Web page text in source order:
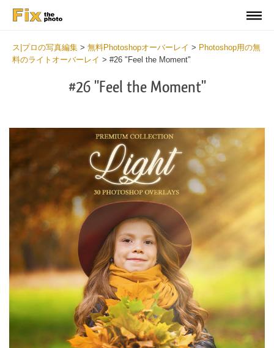
ス|プロの写真編集 > 無料Photoshopオーバーレイ > Photoshop用の無
料のライトオーバーレイ > #26 "Feel the Moment"
#26 "Feel the Moment"
選んでください
Free Light Overlay #26
Small 800*533px